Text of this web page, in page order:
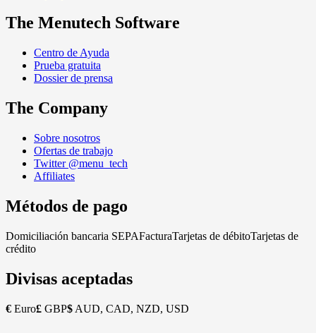
The Menutech Software
Centro de Ayuda
Prueba gratuita
Dossier de prensa
The Company
Sobre nosotros
Ofertas de trabajo
Twitter @menu_tech
Affiliates
Métodos de pago
Domiciliación bancaria SEPAFacturaTarjetas de débitoTarjetas de
crédito
Divisas aceptadas
€ Euro£ GBP$ AUD, CAD, NZD, USD